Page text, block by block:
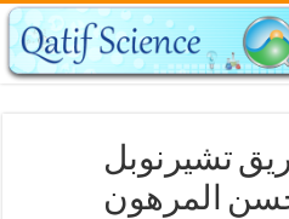
تشيرنوبل
المرهون